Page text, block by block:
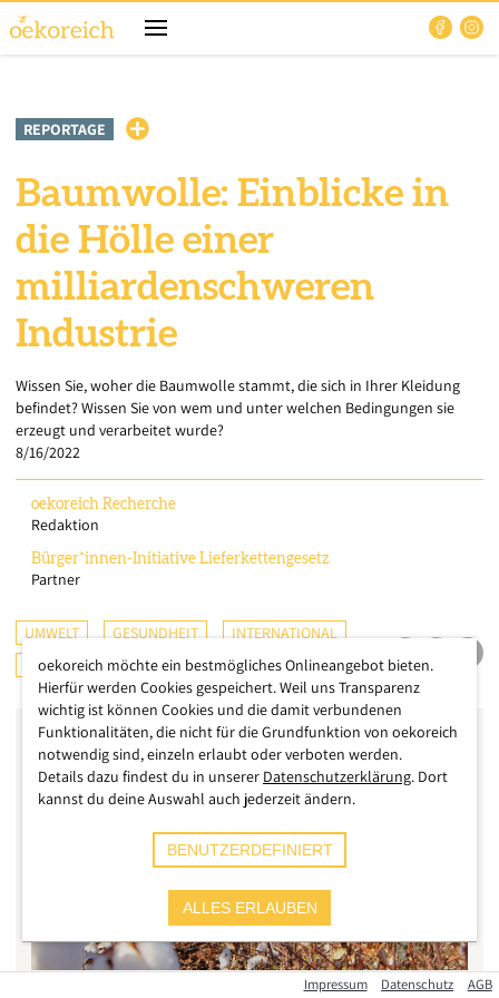
REPORTAGE
Baumwolle: Einblicke in
die Hölle einer
milliardenschweren
Industrie
Wissen Sie, woher die Baumwolle stammt, die sich in Ihrer Kleidung
befindet? Wissen Sie von wem und unter welchen Bedingungen sie
erzeugt und verarbeitet wurde?
8/16/2022
oekoreich Recherche
Redaktion
Bürger*innen-Initiative Lieferkettengesetz
Partner
UMWELT GESUNDHEIT
INTERNATIONAL
LANDWIRTSCHAFT
Impressum Datenschutz AGB
oekoreich möchte ein bestmögliches Onlineangebot bieten.
Hierfür werden Cookies gespeichert. Weil uns Transparenz
wichtig ist können Cookies und die damit verbundenen
Funktionalitäten, die nicht für die Grundfunktion von oekoreich
notwendig sind, einzeln erlaubt oder verboten werden.
Details dazu findest du in unserer Datenschutzerklärung. Dort
kannst du deine Auswahl auch jederzeit ändern.
BENUTZERDEFINIERT
ALLES ERLAUBEN